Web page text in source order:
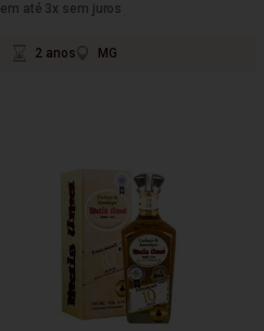
em até 3x sem juros
2 anos MG